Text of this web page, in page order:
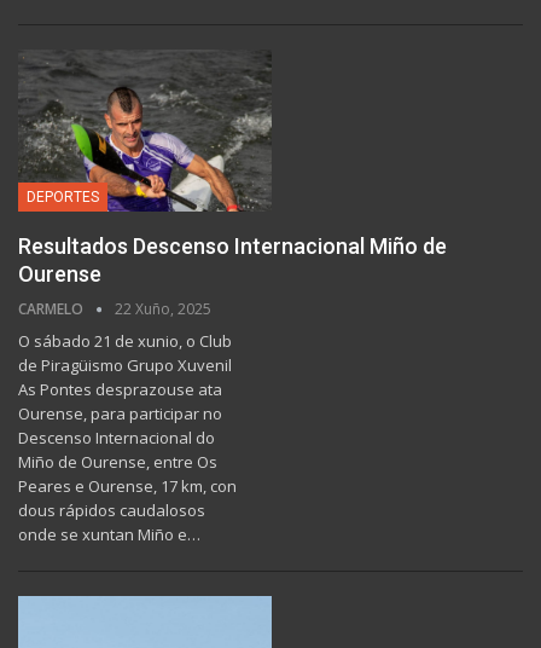
DEPORTES
Resultados Descenso Internacional Miño de
Ourense
CARMELO 22 Xuño, 2025
O sábado 21 de xunio, o Club
de Piragüismo Grupo Xuvenil
As Pontes desprazouse ata
Ourense, para participar no
Descenso Internacional do
Miño de Ourense, entre Os
Peares e Ourense, 17 km, con
dous rápidos caudalosos
onde se xuntan Miño e…